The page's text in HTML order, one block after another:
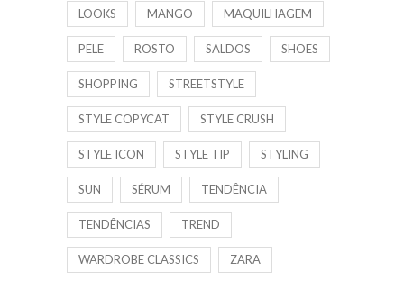
LOOKS MANGO MAQUILHAGEM
PELE ROSTO SALDOS SHOES
SHOPPING STREETSTYLE
STYLE COPYCAT STYLE CRUSH
STYLE ICON STYLE TIP STYLING
SUN SÉRUM TENDÊNCIA
TENDÊNCIAS TREND
WARDROBE CLASSICS ZARA